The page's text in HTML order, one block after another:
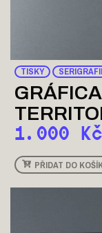
TISKY
1.000 Kč
PŘIDAT DO